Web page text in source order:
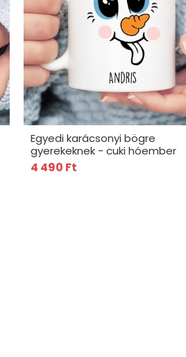
Egyedi karácsonyi bögre
gyerekeknek - cuki hóember
4 490 Ft